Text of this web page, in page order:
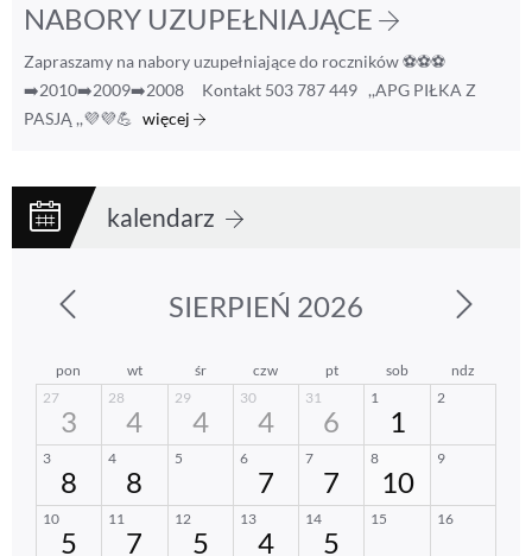
NABORY UZUPEŁNIAJĄCE
Zapraszamy na nabory uzupełniające do roczników ⚽️⚽️⚽️
➡️2010➡️2009➡️2008 Kontakt 503 787 449 ,,APG PIŁKA Z
PASJĄ ,,💜💜💪 więcej
kalendarz